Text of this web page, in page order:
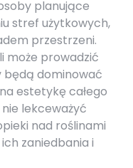
planujące
stref użytkowych,
przestrzeni.
może prowadzić
będą dominować
estetykę całego
lekceważyć
nad roślinami
zaniedbania i